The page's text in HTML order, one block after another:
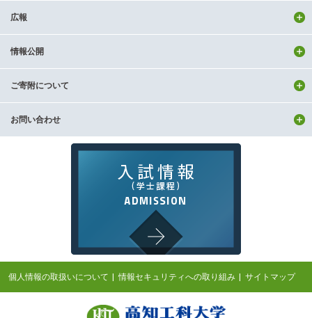
広報
情報公開
ご寄附について
お問い合わせ
個人情報の取扱いについて 情報セキュリティへの取り組み サイトマップ